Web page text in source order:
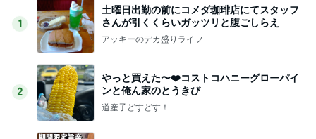
1
土曜日出勤の前にコメダ珈琲店にてスタッフ
さんが引くくらいガッツリと腹ごしらえ
アッキーのデカ盛りライフ
2
やっと買えた〜❤️コストコハニーグローパイ
ンと俺ん家のとうきび
道産子どすどす！